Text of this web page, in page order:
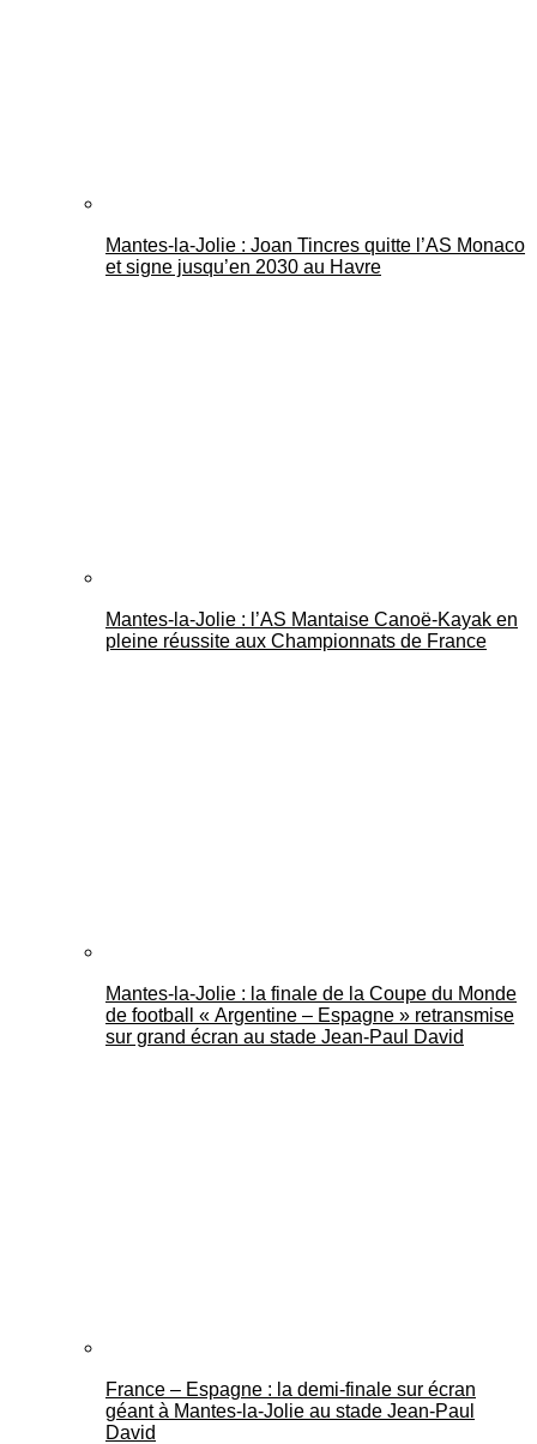
Mantes-la-Jolie : Joan Tincres quitte l’AS Monaco
et signe jusqu’en 2030 au Havre
Mantes-la-Jolie : l’AS Mantaise Canoë‑Kayak en
pleine réussite aux Championnats de France
Mantes-la-Jolie : la finale de la Coupe du Monde
de football « Argentine – Espagne » retransmise
sur grand écran au stade Jean-Paul David
France – Espagne : la demi-finale sur écran
géant à Mantes-la-Jolie au stade Jean-Paul
David